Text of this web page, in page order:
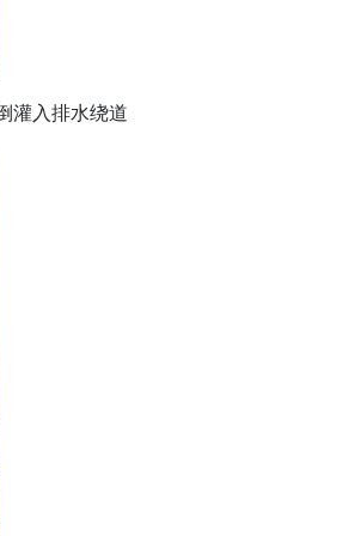
灌入排水绕道